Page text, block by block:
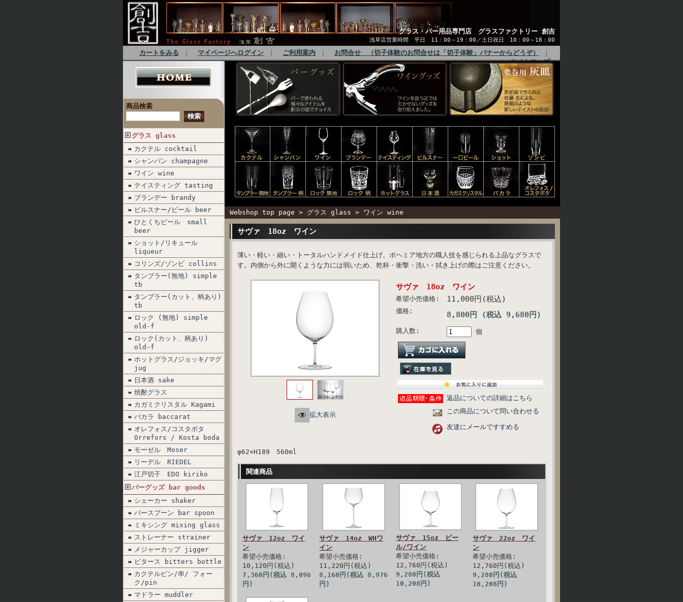
グラス・バー用品専門店 グラスファクトリー 創吉
浅草店営業時間 平日 11：00～19：00／土日祝日 10：00～18：00
カートをみる マイページへログイン ご利用案内 お問合せ （切子体験のお問合せは「切子体験」バナーからどうぞ）
サイトマップ
商品検索
グラス glass
カクテル cocktail
シャンパン champagne
ワイン wine
テイスティング tasting
ブランデー brandy
ピルスナー/ビール beer
ひとくちビール small
beer
ショット/リキュール
liqueur
コリンズ/ゾンビ collins
タンブラー(無地) simple
tb
タンブラー(カット、柄あり)
tb
ロック (無地) simple
old-f
ロック(カット、柄あり)
old-f
ホットグラス/ジョッキ/マグ
jug
日本酒 sake
焼酎グラス
カガミクリスタル Kagami
バカラ baccarat
オレフォス/コスタボタ
Orrefors / Kosta boda
モーゼル Moser
リーデル RIEDEL
江戸切子 EDO kiriko
バーグッズ bar goods
シェーカー shaker
バースプーン bar spoon
ミキシング mixing glass
ストレーナー strainer
メジャーカップ jigger
ビタース bitters bottle
カクテルピン/串/ フォー
ク/pin
マドラー muddler
Webshop top page > グラス glass > ワイン wine
サヴァ 18oz ワイン
薄い・軽い・細い・トータルハンドメイド仕上げ。ボヘミア地方の職人技を感じられる上品なグラスで
す。内側から外に開くような力には弱いため、乾杯・衝撃・洗い・拭き上げの際はご注意ください。
拡大表示
サヴァ 18oz ワイン
希望小売価格: 11,000円(税込)
価格: 8,800円 (税込 9,680円)
購入数: 個
返品についての詳細はこちら
この商品について問い合わせる
友達にメールですすめる
φ62×H189 560ml
関連商品
サヴァ 12oz ワイ
ン
希望小売価格:
10,120円(税込)
7,360円(税込 8,096
円)
サヴァ 14oz WHワ
イン
希望小売価格:
11,220円(税込)
8,160円(税込 8,976
円)
サヴァ 15oz ビー
ル/ワイン
希望小売価格:
12,760円(税込)
9,280円(税込
10,208円)
サヴァ 22oz ワイ
ン
希望小売価格:
12,760円(税込)
9,280円(税込
10,208円)